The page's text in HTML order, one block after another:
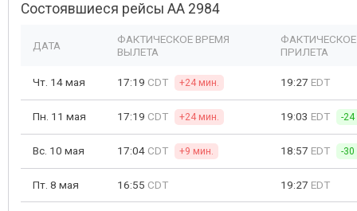
Состоявшиеся рейсы AA 2984
ДАТА
ФАКТИЧЕСКОЕ ВРЕМЯ
ВЫЛЕТА
ПРИЛЕТА
Чт. 14 мая 17:19 CDT +24 мин. 19:27 EDT
Пн. 11 мая 17:19 CDT +24 мин. 19:03 EDT -
Вс. 10 мая 17:04 CDT +9 мин. 18:57 EDT -
Пт. 8 мая 16:55 CDT 19:27 EDT